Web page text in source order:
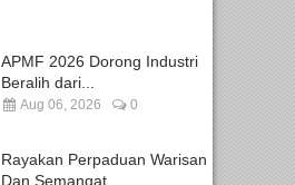
APMF 2026 Dorong Industri
Beralih dari...
Aug 06, 2026 0
Rayakan Perpaduan Warisan
Dan Semangat...